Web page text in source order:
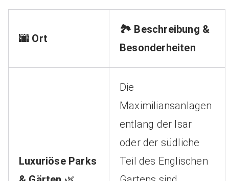
🌆 Ort
🏞️ Beschreibung &
Besonderheiten
Luxuriöse Parks
Die
Maximiliansanlagen
entlang der Isar
oder der südliche
Teil des Englischen